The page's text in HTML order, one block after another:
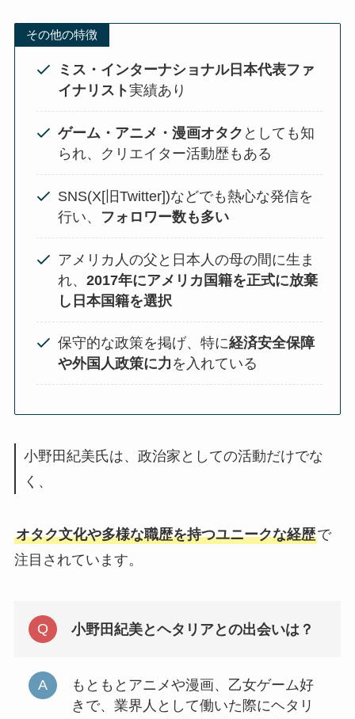
その他の特徴
ミス・インターナショナル日本代表ファ
イナリスト実績あり
ゲーム・アニメ・漫画オタク としても知
られ、クリエイター活動歴もある
SNS(X[旧Twitter])などでも熱心な発信を
行い、
フォロワー数も多い
アメリカ人の父と日本人の母の間に生ま
れ、 2017年にアメリカ国籍を正式に放棄
し日本国籍を選択
保守的な政策を掲げ、特に経済安全保障
や外国人政策に力 を入れている
小野田紀美氏は、政治家としての活動だけでな
く、
オタク文化や多様な職歴を持つユニークな経歴で
注目されています。
小野田紀美とヘタリアとの出会いは？
もともとアニメや漫画、乙女ゲーム好
きで、業界人として働いた際にヘタリ